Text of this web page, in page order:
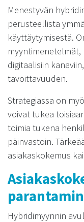
Menestyvän
perusteellista
käyttäytymisestä.
digitaalisiin
tavoittavuuden.
Strategiassa on
voivat tukea
toimia tukena
päinvastoin.
asiakaskokemus
Hybridimyynnin